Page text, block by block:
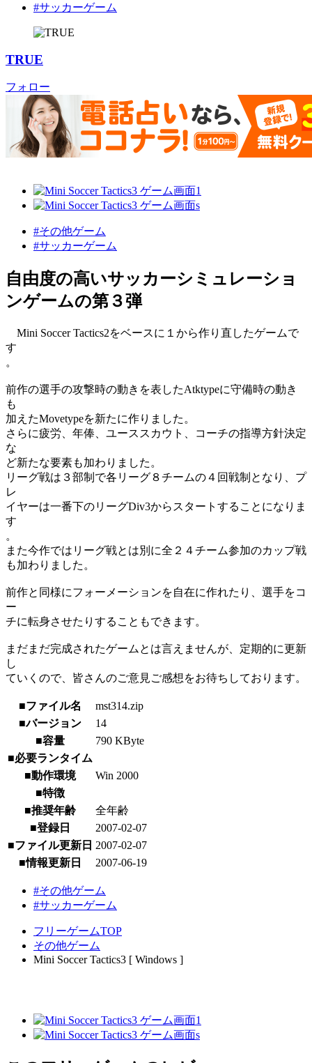
#サッカーゲーム
TRUE
フォロー
#その他ゲーム
#サッカーゲーム
自由度の高いサッカーシミュレーショ
ンゲームの第３弾
Mini Soccer Tactics2をベースに１から作り直したゲームで
す
。
前作の選手の攻撃時の動きを表したAtktypeに守備時の動き
も
加えたMovetypeを新たに作りました。
さらに疲労、年俸、ユーススカウト、コーチの指導方針決定
な
ど新たな要素も加わりました。
リーグ戦は３部制で各リーグ８チームの４回戦制となり、プ
レ
イヤーは一番下のリーグDiv3からスタートすることになりま
す
。
また今作ではリーグ戦とは別に全２４チーム参加のカップ戦
も加わりました。
前作と同様にフォーメーションを自在に作れたり、選手をコ
ー
チに転身させたりすることもできます。
まだまだ完成されたゲームとは言えませんが、定期的に更新
し
ていくので、皆さんのご意見ご感想をお待ちしております。
■ファイル名
mst314.zip
■バージョン
14
■容量
790 KByte
■必要ランタイム
■動作環境
Win 2000
■特徴
■推奨年齢
全年齢
■登録日
2007-02-07
■ファイル更新日 2007-02-07
■情報更新日
2007-06-19
#その他ゲーム
#サッカーゲーム
フリーゲームTOP
その他ゲーム
Mini Soccer Tactics3 [ Windows ]